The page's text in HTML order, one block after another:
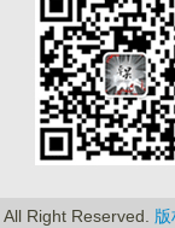
Right Reserved.